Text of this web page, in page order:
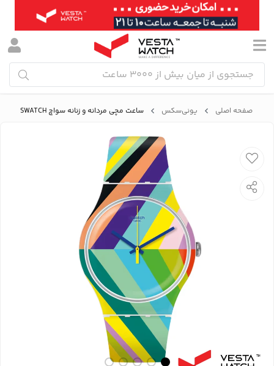
صفحه اصلی یونی‌سکس ساعت مچی مردانه و زنانه سواچ SWATCH مدل SUOW155